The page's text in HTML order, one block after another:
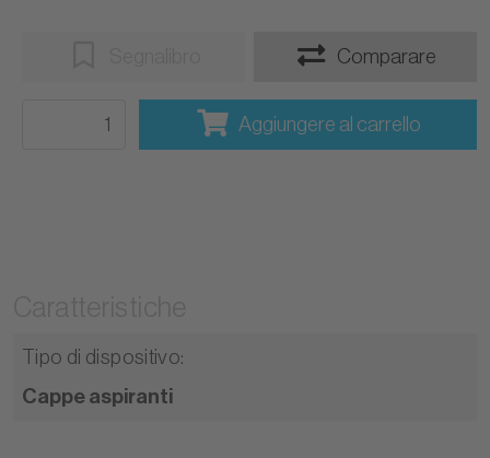
Comparare
Aggiungere al carrello
Tipo di dispositivo:
Cappe aspiranti